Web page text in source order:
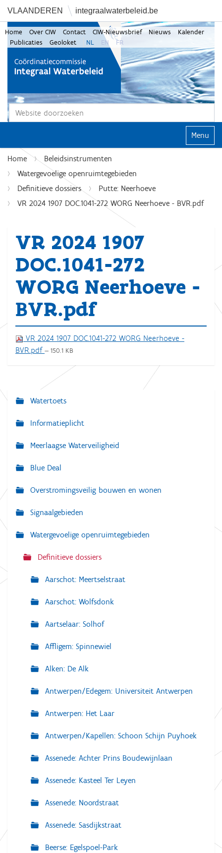
VLAANDEREN integraalwaterbeleid.be
Zoek
Home Over CIW Contact CIW-Nieuwsbrief Nieuws
Kalender
Publicaties
Geoloket NL EN FR
Klap
Home
Beleidsinstrumenten
Watergevoelige openruimtegebieden
Definitieve dossiers
Putte: Neerhoeve
VR 2024 1907 DOC.1041-272 WORG Neerhoeve - BVR.pdf
VR 2024 1907
DOC.1041-272
WORG Neerhoeve -
BVR.pdf
VR 2024 1907 DOC.1041-272 WORG Neerhoeve -
BVR.pdf — 150.1 KB
N
a
i
g
t
Watertoets
Informatieplicht
Meerlaagse Waterveiligheid
Blue Deal
Overstromingsveilig bouwen en wonen
Signaalgebieden
Watergevoelige openruimtegebieden
Definitieve dossiers
Aarschot: Meertselstraat
Aarschot: Wolfsdonk
Aartselaar: Solhof
Affligem: Spinnewiel
Alken: De Alk
Antwerpen/Edegem: Universiteit Antwerpen
Antwerpen: Het Laar
Antwerpen/Kapellen: Schoon Schijn Puyhoek
Assenede: Achter Prins Boudewijnlaan
Assenede: Kasteel Ter Leyen
Assenede: Noordstraat
Assenede: Sasdijkstraat
Beerse: Egelspoel-Park